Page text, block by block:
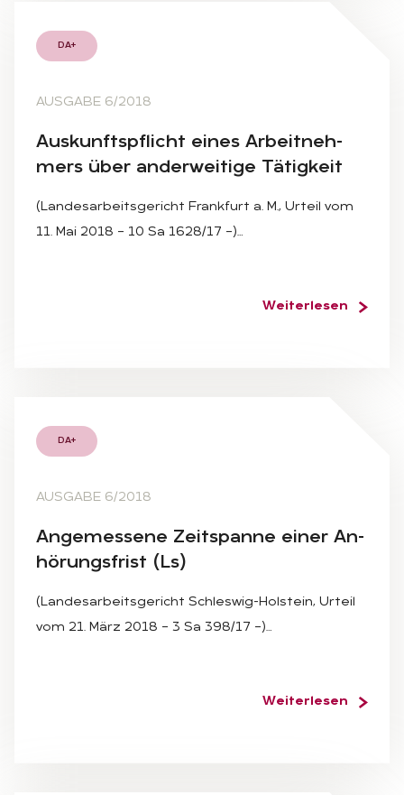
DA+
AUSGABE 6/2018
Aus­kunfts­pflicht ei­nes Ar­beit­neh­
mers über an­der­wei­ti­ge Tä­tig­keit
(Landesarbeitsgericht Frankfurt a. M., Urteil vom
11. Mai 2018 – 10 Sa 1628/17 –)…
Weiterlesen
DA+
AUSGABE 6/2018
An­ge­mes­se­ne Zeit­span­ne ei­ner An­
hö­rungs­frist (Ls)
(Landesarbeitsgericht Schleswig-Holstein, Urteil
vom 21. März 2018 – 3 Sa 398/17 –)…
Weiterlesen